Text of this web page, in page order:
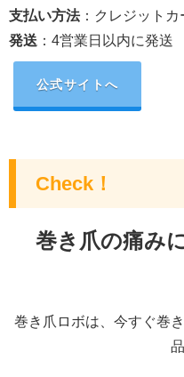
支払い方法：クレジットカ
発送 ：4営業日以内に発送
公式サイトへ
Check！
巻き爪の痛み
巻き爪ロボは、今すぐ巻